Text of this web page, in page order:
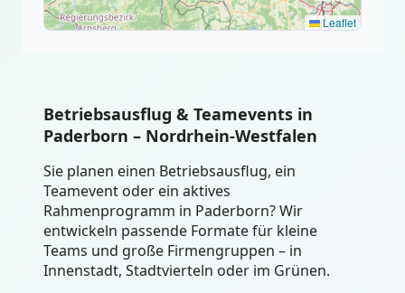
Leaflet
Betriebsausflug & Teamevents in
Paderborn – Nordrhein-Westfalen
Sie planen einen Betriebsausflug, ein
Teamevent oder ein aktives
Rahmenprogramm in Paderborn? Wir
entwickeln passende Formate für kleine
Teams und große Firmengruppen – in
Innenstadt, Stadtvierteln oder im Grünen.